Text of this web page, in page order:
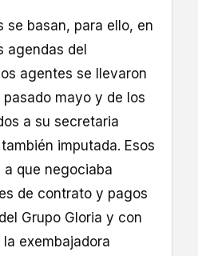
se basan, para ello, en
agendas del
agentes se llevaron
mayo y de los
a su secretaria
imputada. Esos
a que negociaba
de contrato y pagos
Grupo Gloria y con
exembajadora